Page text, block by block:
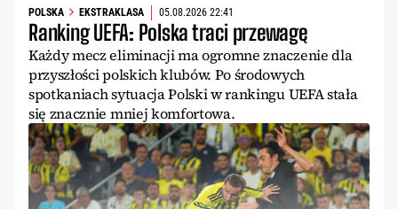
POLSKA EKSTRAKLASA 05.08.2026 22:41
Ranking UEFA: Polska traci przewagę
Każdy mecz eliminacji ma ogromne znaczenie dla
przyszłości polskich klubów. Po środowych
spotkaniach sytuacja Polski w rankingu UEFA stała
się znacznie mniej komfortowa.